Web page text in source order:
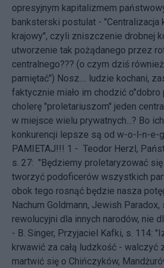
opresyjnym kapitalizmem
banksterski postulat - "Centralizacja
krajowy", czyli zniszczenie drobnej
utworzenie tak pożądanego przez
centralnego??? (o czym dziś
pamiętać") Nosz.... ludzie kochani,
faktycznie miało im chodzić o"dobro
cholerę "proletariuszom" jeden
w miejsce wielu prywatnych...? Bo
konkurencji lepsze są od w-o-l-n-e-
PAMIETAJ!!! 1 - Teodor Herzl,
s. 27: "Będziemy proletaryzować
tworzyć podoficerów wszystkich
obok tego rosnąć będzie nasza
Nachum Goldmann, Jewish
rewolucyjni dla innych narodów, nie
- B. Singer, Przyjaciel Kafki, s. 114:
krwawić za całą ludzkość - walczyć
martwić się o Chińczyków,